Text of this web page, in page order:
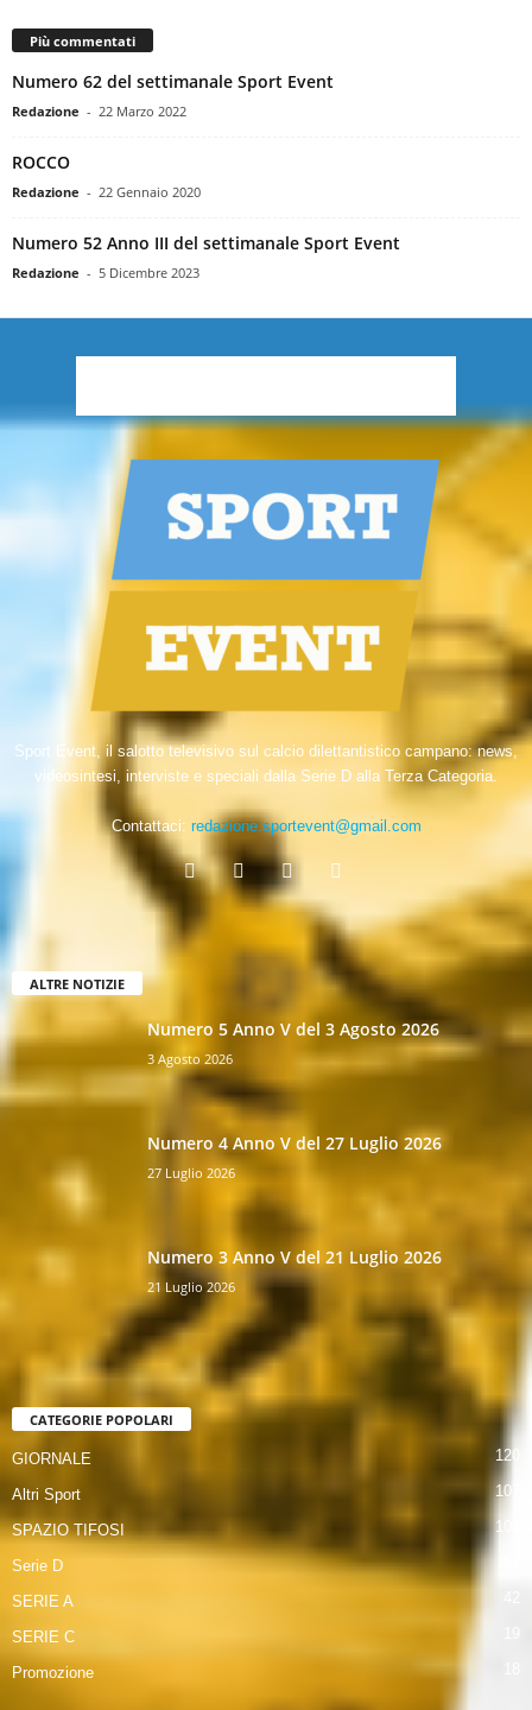
Più commentati
Numero 62 del settimanale Sport Event
Redazione - 22 Marzo 2022
ROCCO
Redazione - 22 Gennaio 2020
Numero 52 Anno III del settimanale Sport Event
Redazione - 5 Dicembre 2023
Sport Event, il salotto televisivo sul calcio dilettantistico campano: news,
videosintesi, interviste e speciali dalla Serie D alla Terza Categoria.
Contattaci: redazione.sportevent@gmail.com
ALTRE NOTIZIE
Numero 5 Anno V del 3 Agosto 2026
3 Agosto 2026
Numero 4 Anno V del 27 Luglio 2026
27 Luglio 2026
Numero 3 Anno V del 21 Luglio 2026
21 Luglio 2026
CATEGORIE POPOLARI
GIORNALE 120
Altri Sport 107
SPAZIO TIFOSI 104
Serie D
SERIE A
SERIE C
Promozione